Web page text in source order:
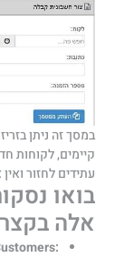
במסך זה ניתן
קיימים, לקוחות
עתידים לחזור
בואו
אלה